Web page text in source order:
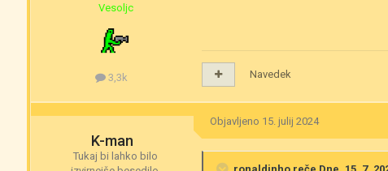
Vesoljc
3,3k Navedek
K-man
Tukaj bi lahko bilo
Objavljeno 15. julij 2024